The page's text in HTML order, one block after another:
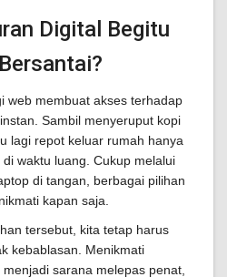
Digital Begitu
web membuat akses terhadap
Sambil menyeruput kopi
lagi repot keluar rumah hanya
waktu luang. Cukup melalui
di tangan, berbagai pilihan
kapan saja.
tersebut, kita tetap harus
kebablasan. Menikmati
sarana melepas penat,